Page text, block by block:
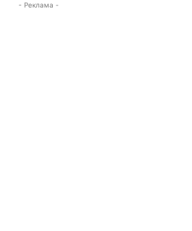
- Реклама -